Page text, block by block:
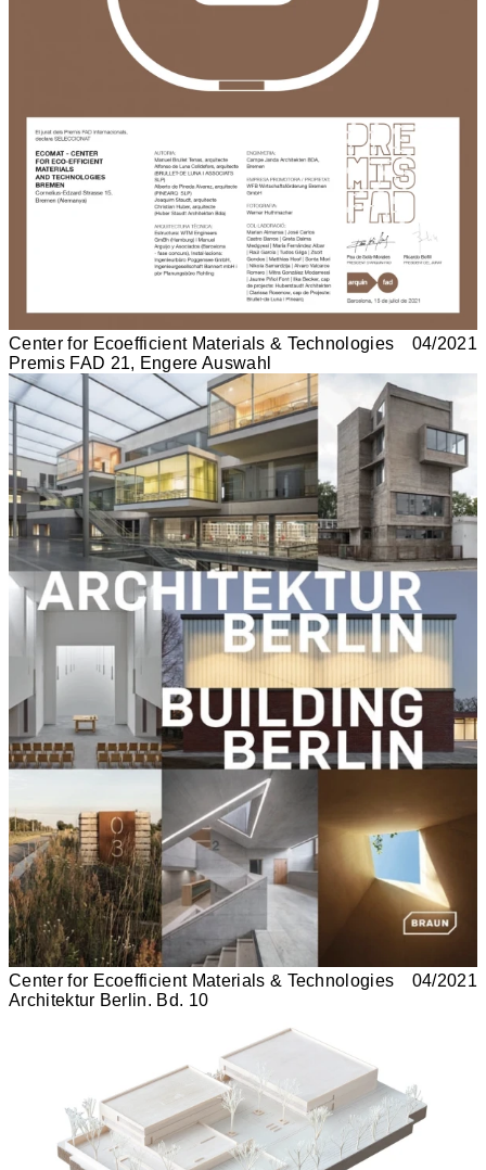
Center for Ecoefficient Materials & Technologies
Premis FAD 21, Engere Auswahl
04/2021
Center for Ecoefficient Materials & Technologies
Architektur Berlin. Bd. 10
04/2021